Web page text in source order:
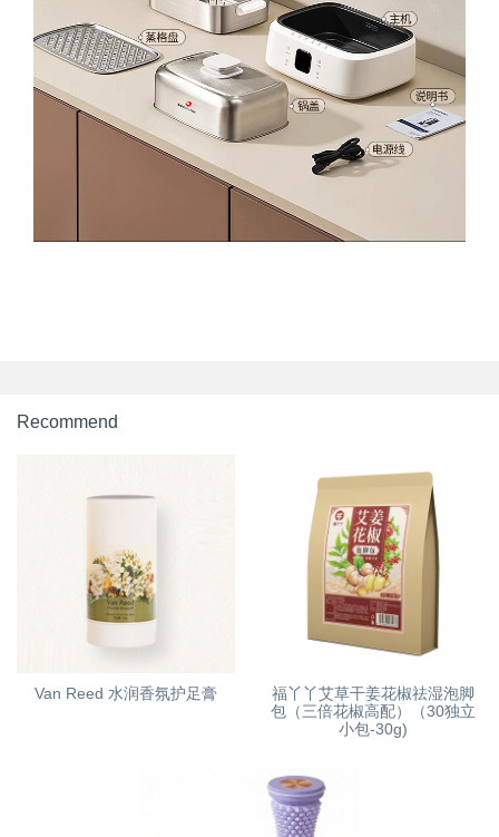
Recommend
Van Reed 水润香氛护足膏
福丫丫艾草干姜花椒祛湿泡脚
包（三倍花椒高配）（30独立
小包-30g)